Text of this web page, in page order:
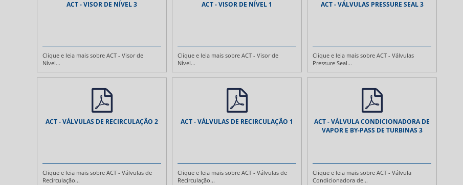
ACT - VISOR DE NÍVEL 3
Clique e leia mais sobre ACT - Visor de
Nível...
ACT - VISOR DE NÍVEL 1
Clique e leia mais sobre ACT - Visor de
Nível...
ACT - VÁLVULAS PRESSURE SEAL 3
Clique e leia mais sobre ACT - Válvulas
Pressure Seal...
ACT - VÁLVULAS DE RECIRCULAÇÃO 2
Clique e leia mais sobre ACT - Válvulas de
Recirculação...
ACT - VÁLVULAS DE RECIRCULAÇÃO 1
Clique e leia mais sobre ACT - Válvulas de
Recirculação...
ACT - VÁLVULA CONDICIONADORA DE
VAPOR E BY-PASS DE TURBINAS 3
Clique e leia mais sobre ACT - Válvula
Condicionadora de...